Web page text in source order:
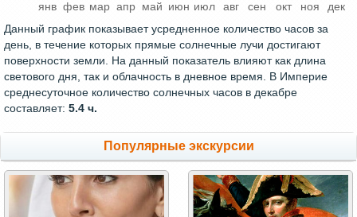
янв фев мар апр май июн июл авг сен окт ноя дек
Данный график показывает усредненное количество часов за
день, в течение которых прямые солнечные лучи достигают
поверхности земли. На данный показатель влияют как длина
светового дня, так и облачность в дневное время. В Империе
среднесуточное количество солнечных часов в декабре
составляет: 5.4 ч.
Популярные экскурсии